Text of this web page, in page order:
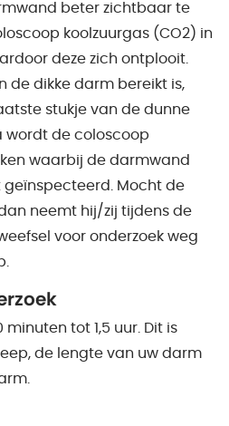
beter zichtbaar te
koolzuurgas (CO2) in
deze zich ontplooit.
de dikke darm bereikt is,
stukje van de dunne
wordt de coloscoop
waarbij de darmwand
geïnspecteerd. Mocht de
neemt hij/zij tijdens de
voor onderzoek weg
tot 1,5 uur. Dit is
de lengte van uw darm